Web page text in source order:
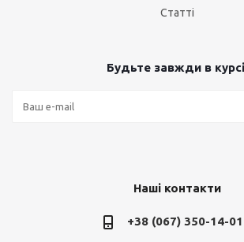
Статті
Будьте завжди в
Наші контакти
+38 (067) 350-14-01